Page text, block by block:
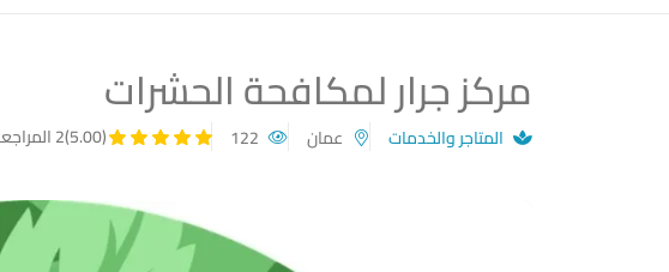
مركز جرار لمكافحة الحشرات
المتاجر والخدمات عمان (5.00) 2 المراجعات